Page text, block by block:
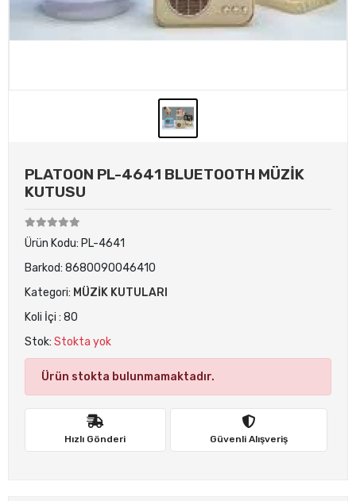
PLATOON PL-4641 BLUETOOTH MÜZİK
KUTUSU
Ürün Kodu: PL-4641
Barkod: 8680090046410
Kategori: MÜZİK KUTULARI
Koli İçi : 80
Stok: Stokta yok
Ürün stokta bulunmamaktadır.
Hızlı Gönderi Güvenli Alışveriş